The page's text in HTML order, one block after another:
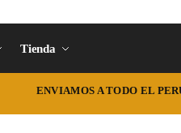
Tienda
ENVIAMOS A TODO EL